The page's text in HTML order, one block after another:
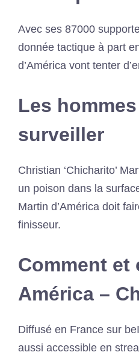
Avec ses 87000
donnée tactique à part
d’América vont tenter
Les
surveiller
Christian ‘Chicharito’
un poison dans la
Martin d’América doit
finisseur.
Comment et
América –
Diffusé en France sur
aussi accessible en